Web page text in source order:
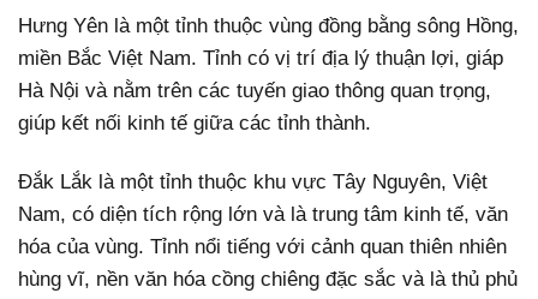
Hưng Yên là một tỉnh thuộc vùng đồng bằng sông Hồng,
miền Bắc Việt Nam. Tỉnh có vị trí địa lý thuận lợi, giáp
Hà Nội và nằm trên các tuyến giao thông quan trọng,
giúp kết nối kinh tế giữa các tỉnh thành.
Đắk Lắk là một tỉnh thuộc khu vực Tây Nguyên, Việt
Nam, có diện tích rộng lớn và là trung tâm kinh tế, văn
hóa của vùng. Tỉnh nổi tiếng với cảnh quan thiên nhiên
hùng vĩ, nền văn hóa cồng chiêng đặc sắc và là thủ phủ